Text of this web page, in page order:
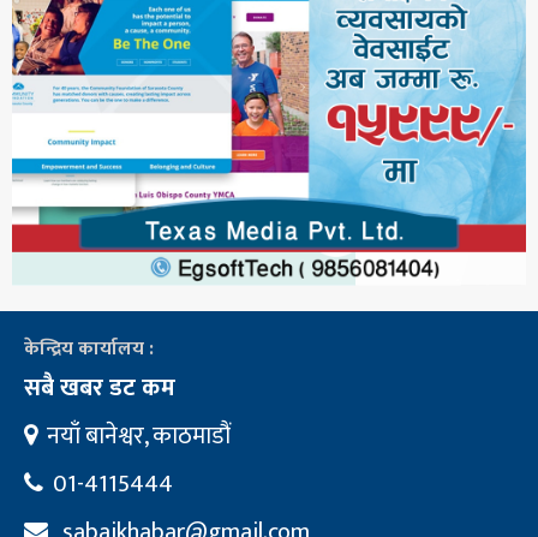
केन्द्रिय कार्यालय :
सबै खबर डट कम
नयाँ बानेश्वर, काठमाडौं
01-4115444